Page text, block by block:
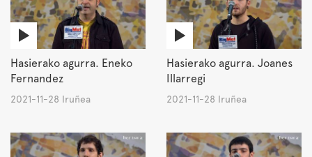
Hasierako agurra. Eneko
Fernandez
2021-11-28 Iruñea
Hasierako agurra. Joanes
Illarregi
2021-11-28 Iruñea